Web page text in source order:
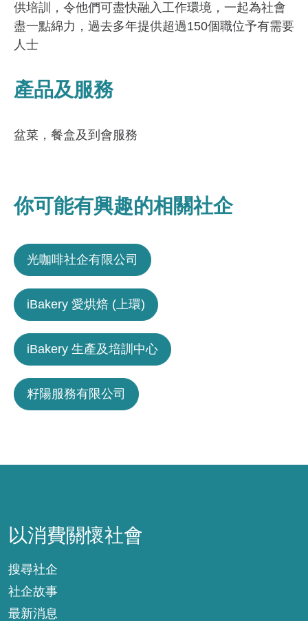
供培訓，令他們可盡快融入工作環境，一起為社會
盡一點綿力，過去多年提供超過150個職位予有需要
人士
產品及服務
盆菜，餐盒及到會服務
你可能有興趣的相關社企
光咖啡社企有限公司
iBakery 愛烘焙 (上環)
iBakery 生產及培訓中心
籽陽服務有限公司
以消費關懷社會
搜尋社企
社企故事
最新消息